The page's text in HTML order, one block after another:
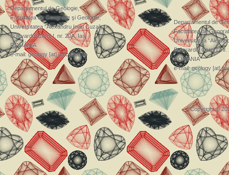
Departamentul de Geologie,
Facultatea de Geografie şi Geologie,
Universitatea “Alexandru Ioan Cuza”,
Bulevardul Carol I, nr. 20A, Iași
ROMÂNIA
e-mail: geology [at] uaic [dot] ro
Departamentul de
Facultatea de
Universitatea
Bulevardul Carol I, nr.
ROMÂNIA
e-mail: geology [at]
Copyright ©